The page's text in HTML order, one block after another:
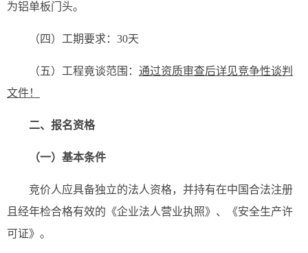
为铝单板门头。
（四）工期要求：30天
（五）工程竟谈范围： 通过资质审查后详见竞争性谈判
文件！
二、报名资格
（一）基本条件
竞价人应具备独立的法人资格，并持有在中国合法注册
且经年检合格有效的《企业法人营业执照》、《安全生产许
可证》。